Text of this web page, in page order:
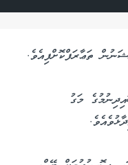
ތަޢާރަފްކޮށްފިއެވެ.
މަގު